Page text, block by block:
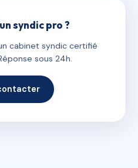
syndic pro ?
cabinet syndic certifié
sous 24h.